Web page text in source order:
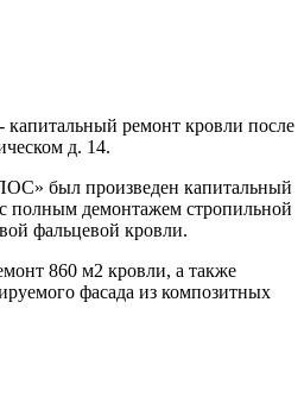
ремонт кровли после
д. 14.
был произведен капитальный
полным демонтажем стропильной
фальцевой кровли.
860 м2 кровли, а также
фасада из композитных